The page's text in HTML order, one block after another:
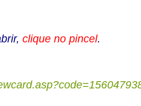
clique no pincel.